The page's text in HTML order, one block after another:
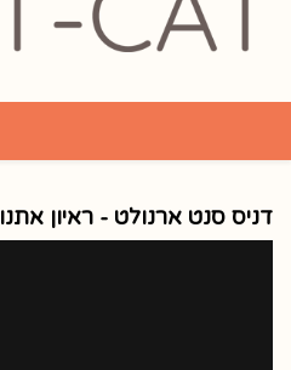
דניס סנט ארנולט - ראיון